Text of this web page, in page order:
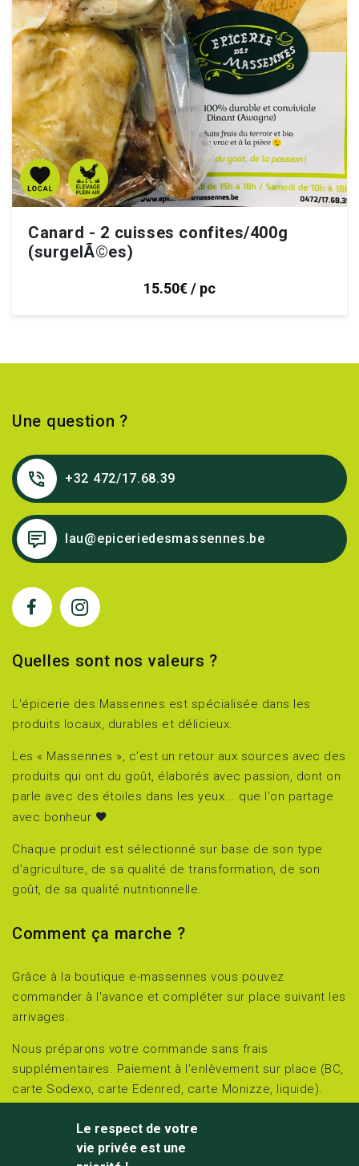
Canard - 2 cuisses confites/400g
(surgelÃ©es)
15.50€ / pc
Une question ?
+32 472/17.68.39
lau@epiceriedesmassennes.be
Quelles sont nos valeurs ?
L'épicerie des Massennes est spécialisée dans les
produits locaux, durables et délicieux.
Les « Massennes », c'est un retour aux sources avec des
produits qui ont du goût, élaborés avec passion, dont on
parle avec des étoiles dans les yeux... que l'on partage
avec bonheur
Chaque produit est sélectionné sur base de son type
d'agriculture, de sa qualité de transformation, de son
goût, de sa qualité nutritionnelle.
Comment ça marche ?
Grâce à la boutique e-massennes vous pouvez
commander à l'avance et compléter sur place suivant les
arrivages.
Nous préparons votre commande sans frais
supplémentaires. Paiement à l'enlèvement sur place (BC,
carte Sodexo, carte Edenred, carte Monizze, liquide).
Retirez et réglez sur place le jour choisi :
jeudi et vendredi de 15h00 à 18h00 et
samedi de 10h00 à 18h00.
Le respect de votre
vie privée est une